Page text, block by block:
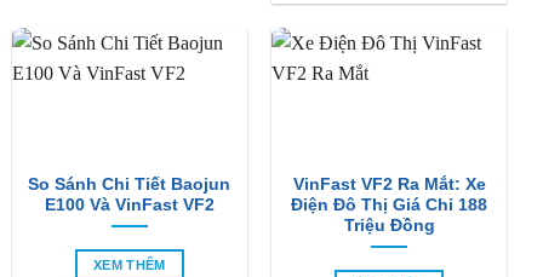
So Sánh Chi Tiết Baojun
E100 Và VinFast VF2
XEM THÊM
VinFast VF2 Ra Mắt: Xe
Điện Đô Thị Giá Chỉ 188
Triệu Đồng